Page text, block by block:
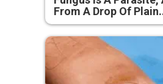
From A Drop Of